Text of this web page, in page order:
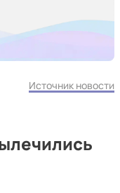
Источник новости